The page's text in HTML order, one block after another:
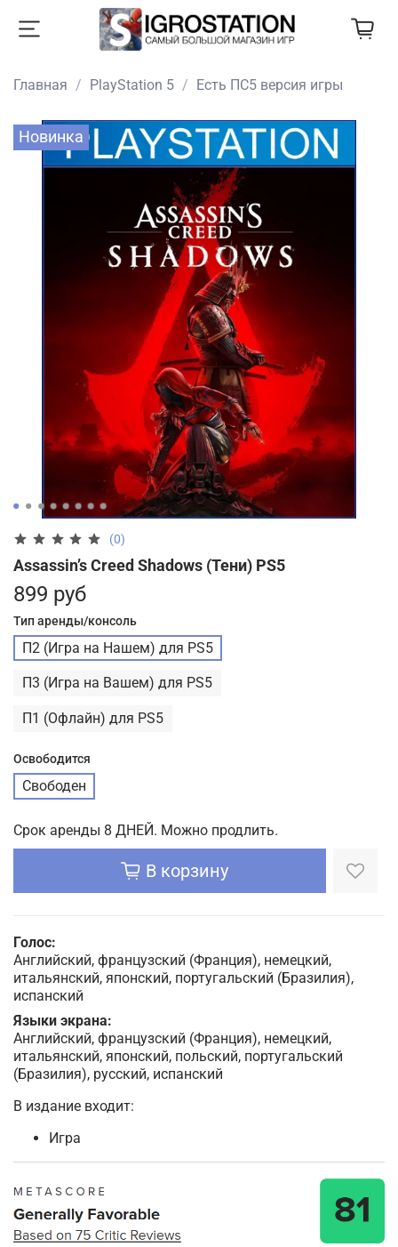
Главная PlayStation 5 Есть ПС5 версия игры
Новинка
(0)
Assassin’s Creed Shadows (Тени) PS5
899 руб
Тип аренды/консоль
П2 (Игра на Нашем) для PS5
П3 (Игра на Вашем) для PS5
П1 (Офлайн) для PS5
Освободится
Свободен
Срок аренды 8 ДНЕЙ. Можно продлить.
В корзину
Голос:
Английский, французский (Франция), немецкий,
итальянский, японский, португальский (Бразилия),
испанский
Языки экрана:
Английский, французский (Франция), немецкий,
итальянский, японский, польский, португальский
(Бразилия), русский, испанский
В издание входит:
Игра